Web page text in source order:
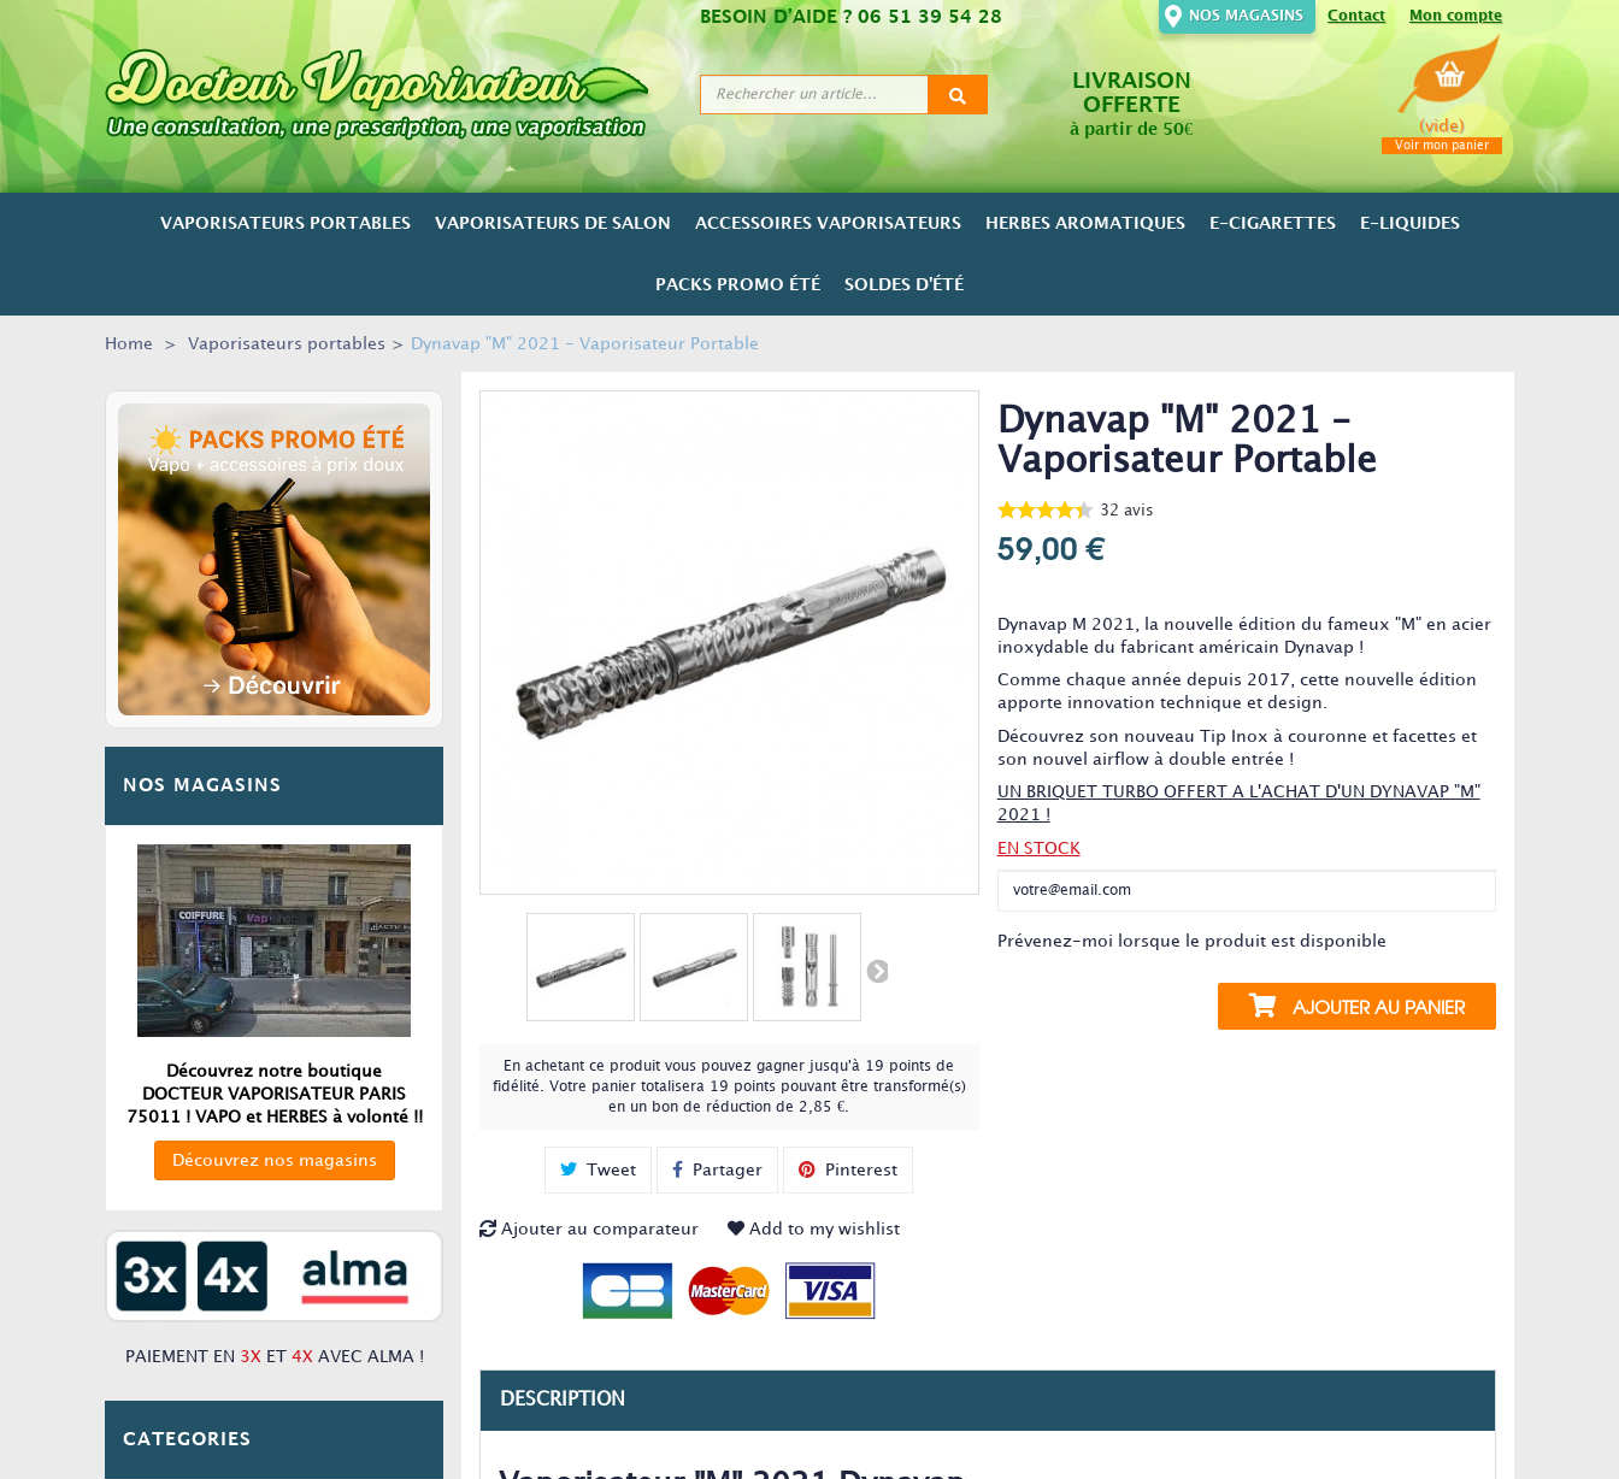
Mon compte
Contact
NOS MAGASINS
BESOIN D’AIDE ?06 51 39 54 28
LIVRAISON
OFFERTE
à partir de 50€ (vide)
Voir mon panier
VAPORISATEURS PORTABLES VAPORISATEURS DE SALON ACCESSOIRES VAPORISATEURS HERBES AROMATIQUES E-CIGARETTES E-LIQUIDES
PACKS PROMO ÉTÉ SOLDES D'ÉTÉ
Home > Vaporisateurs portables > Dynavap "M" 2021 - Vaporisateur Portable
NOS MAGASINS
Découvrez notre boutique
DOCTEUR VAPORISATEUR PARIS
75011 ! VAPO et HERBES à volonté !!
Découvrez nos magasins
PAIEMENT EN 3X ET 4X AVEC ALMA !
CATEGORIES
En achetant ce produit vous pouvez gagner jusqu'à 19 points de
fidélité . Votre panier totalisera 19 pointspouvant être transformé(s)
en un bon de réduction de 2,85 €
Tweet Partager Pinterest
Ajouter au comparateur Add to my wishlist
Dynavap "M" 2021 -
Vaporisateur Portable
32 avis
59,00 €
Dynavap M 2021, la nouvelle édition du fameux "M" en acier
inoxydable du fabricant américain Dynavap !
Comme chaque année depuis 2017, cette nouvelle édition
apporte innovation technique et design.
Découvrez son nouveau Tip Inox à couronne et facettes et
son nouvel airflow à double entrée !
UN BRIQUET TURBO OFFERT A L'ACHAT D'UN DYNAVAP "M"
2021 !
EN STOCK
Prévenez-moi lorsque le produit est disponible
AJOUTER AU PANIER
DESCRIPTION